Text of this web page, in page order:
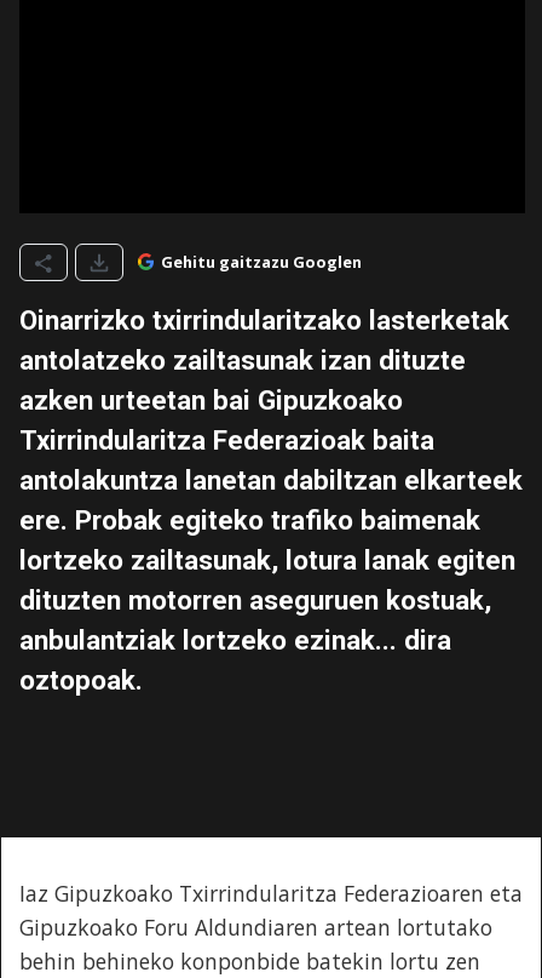
Gehitu gaitzazu Googlen
Oinarrizko txirrindularitzako lasterketak
antolatzeko zailtasunak izan dituzte
azken urteetan bai Gipuzkoako
Txirrindularitza Federazioak baita
antolakuntza lanetan dabiltzan elkarteek
ere. Probak egiteko trafiko baimenak
lortzeko zailtasunak, lotura lanak egiten
dituzten motorren aseguruen kostuak,
anbulantziak lortzeko ezinak... dira
oztopoak.
Iaz Gipuzkoako Txirrindularitza Federazioaren eta
Gipuzkoako Foru Aldundiaren artean lortutako
behin behineko konponbide batekin lortu zen